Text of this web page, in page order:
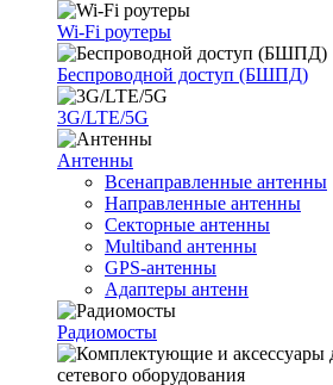
Wi-Fi роутеры
Беспроводной доступ (БШПД)
3G/LTE/5G
Антенны
Всенаправленные антенны
Направленные антенны
Секторные антенны
Multiband антенны
GPS-антенны
Адаптеры антенн
Радиомосты